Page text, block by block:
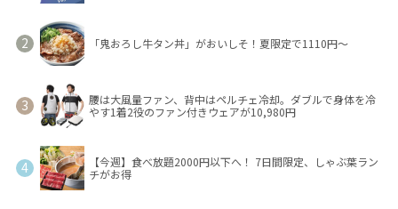
「鬼おろし牛タン丼」がおいしそ！夏限定で1110円～
腰は大風量ファン、背中はペルチェ冷却。ダブルで身体を冷
やす1着2役のファン付きウェアが10,980円
【今週】食べ放題2000円以下へ！ 7日間限定、しゃぶ葉ラン
チがお得